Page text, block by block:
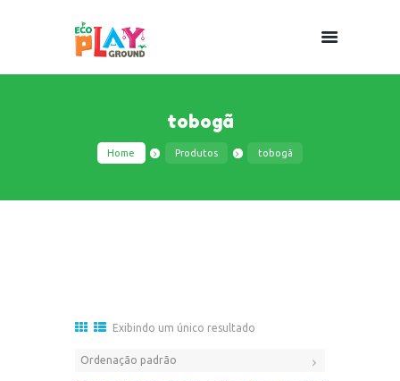
tobogã
Home Produtos tobogã
Exibindo um único resultado